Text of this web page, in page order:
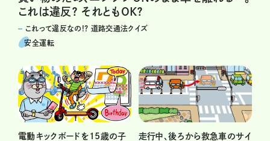
これは違反？ それともOK？
これって違反なの!? 道路交通法クイズ
安全運転
電動キックボードを15歳の子
走行中、後ろから救急車のサイ